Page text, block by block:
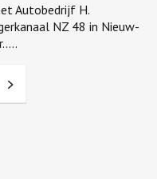
Autobedrijf H.
NZ 48 in Nieuw-